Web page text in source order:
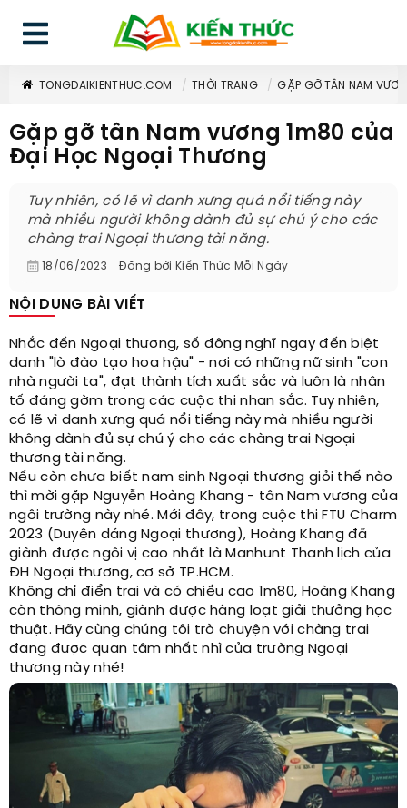
TONGDAIKIENTHUC.COM THỜI TRANG GẶP GỠ TÂN NAM
Gặp gỡ tân Nam vương 1m80 của
Đại Học Ngoại Thương
Tuy nhiên, có lẽ vì danh xưng quá nổi tiếng này
mà nhiều người không dành đủ sự chú ý cho các
chàng trai Ngoại thương tài năng.
18/06/2023 Đăng bởi Kiến Thức Mỗi Ngày
NỘI DUNG BÀI VIẾT
Nhắc đến Ngoại thương, số đông nghĩ ngay đến biệt
danh "lò đào tạo hoa hậu" - nơi có những nữ sinh "con
nhà người ta", đạt thành tích xuất sắc và luôn là nhân
tố đáng gờm trong các cuộc thi nhan sắc. Tuy nhiên,
có lẽ vì danh xưng quá nổi tiếng này mà nhiều người
không dành đủ sự chú ý cho các chàng trai Ngoại
thương tài năng.
Nếu còn chưa biết nam sinh Ngoại thương giỏi thế nào
thì mời gặp Nguyễn Hoàng Khang - tân Nam vương của
ngôi trường này nhé. Mới đây, trong cuộc thi FTU Charm
2023 (Duyên dáng Ngoại thương), Hoàng Khang đã
giành được ngôi vị cao nhất là Manhunt Thanh lịch của
ĐH Ngoại thương, cơ sở TP.HCM.
Không chỉ điển trai và có chiều cao 1m80, Hoàng Khang
còn thông minh, giành được hàng loạt giải thưởng học
thuật. Hãy cùng chúng tôi trò chuyện với chàng trai
đang được quan tâm nhất nhì của trường Ngoại
thương này nhé!